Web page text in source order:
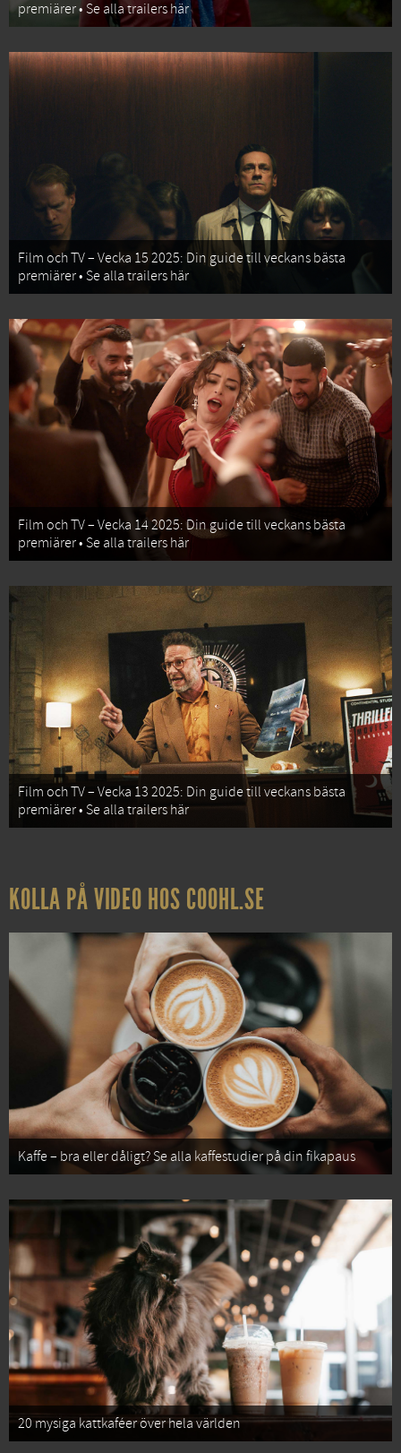
premiärer • Se alla trailers här
Film och TV – Vecka 15 2025: Din guide till veckans bästa
premiärer • Se alla trailers här
Film och TV – Vecka 14 2025: Din guide till veckans bästa
premiärer • Se alla trailers här
Film och TV – Vecka 13 2025: Din guide till veckans bästa
premiärer • Se alla trailers här
KOLLA PÅ VIDEO HOS COOHL.SE
Kaffe – bra eller dåligt? Se alla kaffestudier på din fikapaus
20 mysiga kattkaféer över hela världen